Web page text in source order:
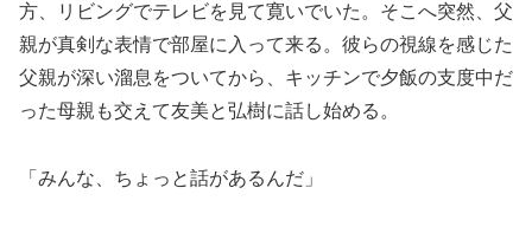
方、リビングでテレビを見て寛いでいた。そこへ突然、父
親が真剣な表情で部屋に入って来る。彼らの視線を感じた
父親が深い溜息をついてから、キッチンで夕飯の支度中だ
った母親も交えて友美と弘樹に話し始める。
「みんな、ちょっと話があるんだ」